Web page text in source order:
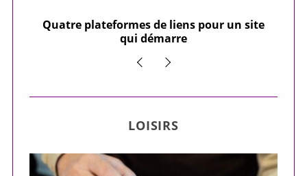
Quatre plateformes de liens pour un site
qui démarre
LOISIRS